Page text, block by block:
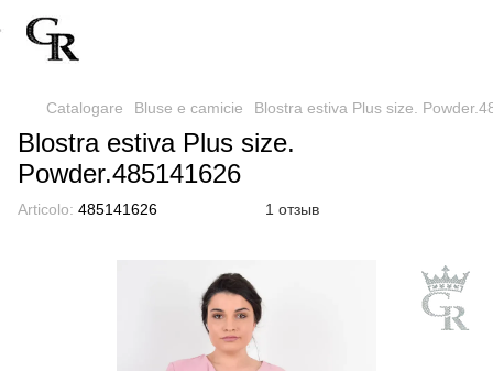
Catalogare Bluse e camicie Blostra estiva Plus size.
Blostra estiva Plus size.
Powder.485141626
Articolo: 485141626 1 отзыв